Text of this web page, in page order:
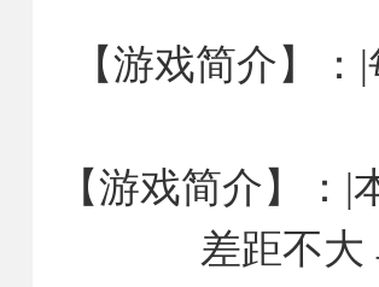
【游戏简介】
【游戏简介】：
差距不大